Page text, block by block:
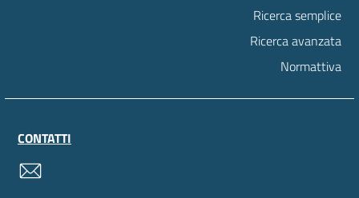
Ricerca semplice
Ricerca avanzata
Normattiva
CONTATTI